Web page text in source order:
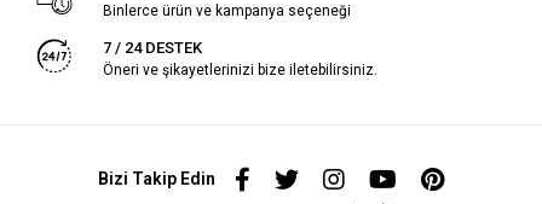
Binlerce ürün ve kampanya seçeneği
7 / 24 DESTEK
Öneri ve şikayetlerinizi bize iletebilirsiniz.
Bizi Takip Edin